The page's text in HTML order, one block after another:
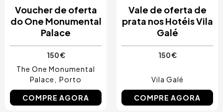
Voucher de oferta
do One Monumental
Palace
150 €
The One Monumental
Palace
Porto
COMPRE AGORA
Vale de oferta de
prata nos Hotéis Vila
Galé
150 €
Vila Galé
COMPRE AGORA